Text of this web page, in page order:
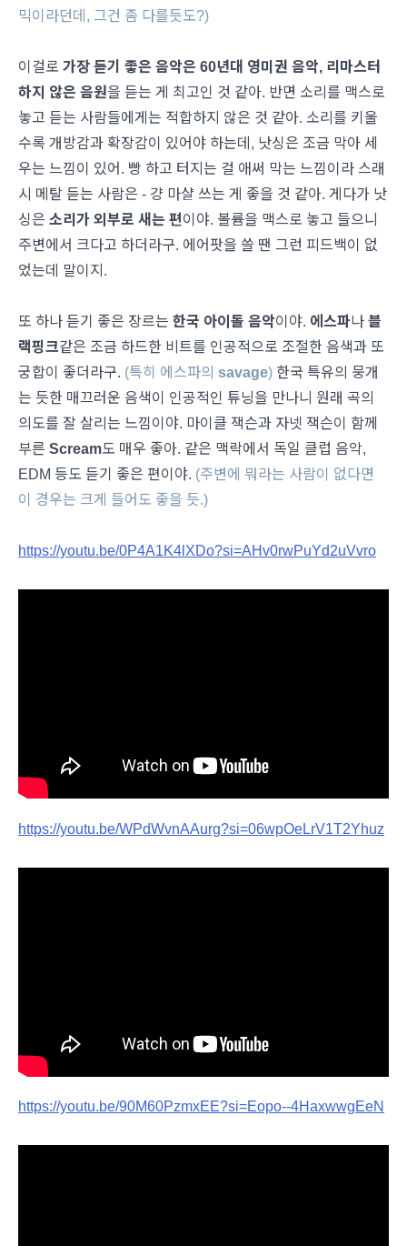
믹이라던데, 그건 좀 다를듯도?)
이걸로 가장 듣기 좋은 음악은 60년대 영미권 음악, 리마스터
하지 않은 음원을 듣는 게 최고인 것 같아. 반면 소리를 맥스로
놓고 듣는 사람들에게는 적합하지 않은 것 같아. 소리를 키울
수록 개방감과 확장감이 있어야 하는데, 낫싱은 조금 막아 세
우는 느낌이 있어. 빵 하고 터지는 걸 애써 막는 느낌이라 스래
시 메탈 듣는 사람은 - 걍 마샬 쓰는 게 좋을 것 같아. 게다가 낫
싱은 소리가 외부로 새는 편이야. 볼륨을 맥스로 놓고 들으니
주변에서 크다고 하더라구. 에어팟을 쓸 땐 그런 피드백이 없
었는데 말이지.
또 하나 듣기 좋은 장르는 한국 아이돌 음악이야. 에스파나 블
랙핑크같은 조금 하드한 비트를 인공적으로 조절한 음색과 또
궁합이 좋더라구. (특히 에스파의 savage) 한국 특유의 뭉개
는 듯한 매끄러운 음색이 인공적인 튜닝을 만나니 원래 곡의
의도를 잘 살리는 느낌이야. 마이클 잭슨과 자넷 잭슨이 함께
부른 Scream도 매우 좋아. 같은 맥락에서 독일 클럽 음악,
EDM 등도 듣기 좋은 편이야. (주변에 뭐라는 사람이 없다면
이 경우는 크게 들어도 좋을 듯.)
https://youtu.be/0P4A1K4lXDo?si=AHv0rwPuYd2uVvro
https://youtu.be/WPdWvnAAurg?si=06wpOeLrV1T2Yhuz
https://youtu.be/90M60PzmxEE?si=Eopo--4HaxwwgEeN